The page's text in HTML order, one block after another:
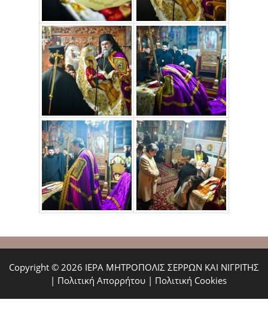
Copyright © 2026 ΙΕΡΑ ΜΗΤΡΟΠΟΛΙΣ ΣΕΡΡΩΝ ΚΑΙ ΝΙΓΡΙΤΗΣ
| Πολιτική Απορρήτου | Πολιτική Cookies